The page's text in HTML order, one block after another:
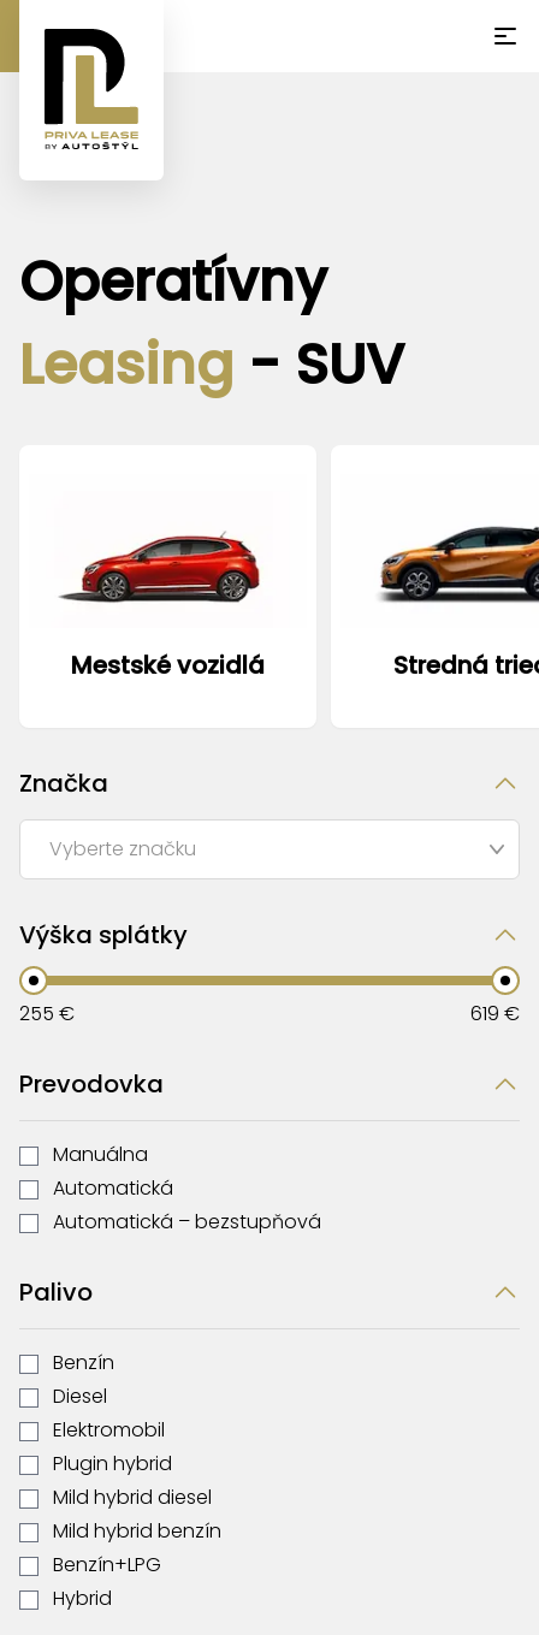
Operatívny
Leasing - SUV
Mestské vozidlá Stredná
Značka
Výška splátky
255 € 619 €
Prevodovka
Manuálna
Automatická
Automatická – bezstupňová
Palivo
Benzín
Diesel
Elektromobil
Plugin hybrid
Mild hybrid diesel
Mild hybrid benzín
Benzín+LPG
Hybrid